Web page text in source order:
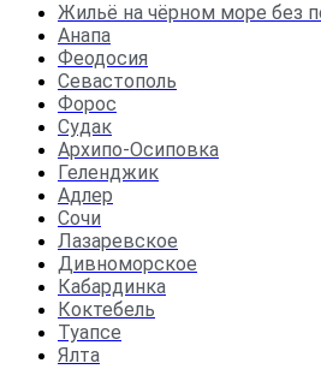
Жильё на чёрном море без
Анапа
Феодосия
Севастополь
Форос
Судак
Архипо-Осиповка
Геленджик
Адлер
Сочи
Лазаревское
Дивноморское
Кабардинка
Коктебель
Туапсе
Ялта